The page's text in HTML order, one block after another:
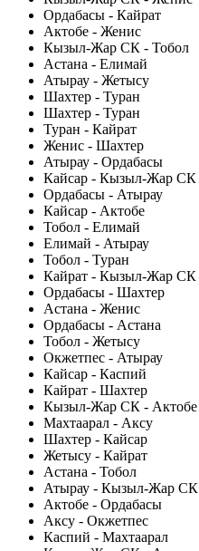
Ордабасы - Кайрат
Актобе - Женис
Кызыл-Жар СК - Тобол
Астана - Елимай
Атырау - Жетысу
Шахтер - Туран
Шахтер - Туран
Туран - Кайрат
Женис - Шахтер
Атырау - Ордабасы
Кайсар - Кызыл-Жар СК
Ордабасы - Атырау
Кайсар - Актобе
Тобол - Елимай
Елимай - Атырау
Тобол - Туран
Кайрат - Кызыл-Жар СК
Ордабасы - Шахтер
Астана - Женис
Ордабасы - Астана
Тобол - Жетысу
Окжетпес - Атырау
Кайсар - Каспий
Кайрат - Шахтер
Кызыл-Жар СК - Актобе
Махтаарал - Аксу
Шахтер - Кайсар
Жетысу - Кайрат
Астана - Тобол
Атырау - Кызыл-Жар СК
Актобе - Ордабасы
Аксу - Окжетпес
Каспий - Махтаарал